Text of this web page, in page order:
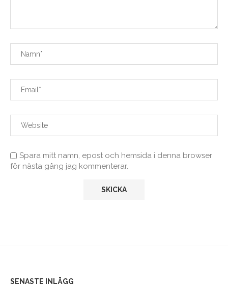
Spara mitt namn, epost och hemsida i denna browser
för nästa gång jag kommenterar.
SENASTE INLÄGG